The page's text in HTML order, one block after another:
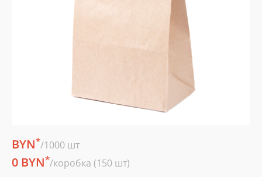
BYN*/1000 шт
0 BYN*/коробка (150 шт)